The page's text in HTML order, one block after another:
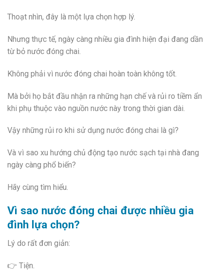
Thoạt nhìn, đây là một lựa chọn hợp lý.
Nhưng thực tế, ngày càng nhiều gia đình hiện đại đang dần
từ bỏ nước đóng chai.
Không phải vì nước đóng chai hoàn toàn không tốt.
Mà bởi họ bắt đầu nhận ra những hạn chế và rủi ro tiềm ẩn
khi phụ thuộc vào nguồn nước này trong thời gian dài.
Vậy những rủi ro khi sử dụng nước đóng chai là gì?
Và vì sao xu hướng chủ động tạo nước sạch tại nhà đang
ngày càng phổ biến?
Hãy cùng tìm hiểu.
Vì sao nước đóng chai được nhiều gia
đình lựa chọn?
Lý do rất đơn giản:
👉 Tiện.